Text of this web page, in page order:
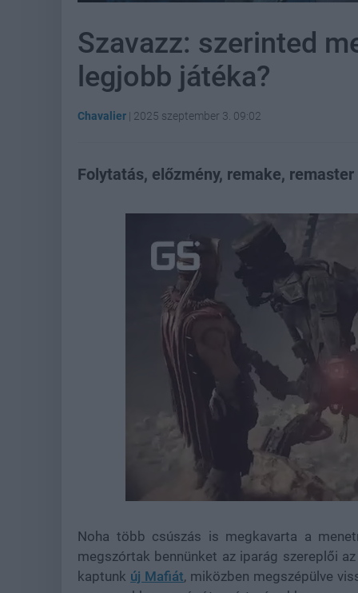
Szavazz: szerinted
legjobb játéka?
Chavalier | 2025 szeptember 3. 09:02
Folytatás, előzmény, remake,
44.66%
Noha több csúszás is megkavarta a
megszórtak bennünket az iparág szereplői
kaptunk új Mafiát, miközben megszépülve